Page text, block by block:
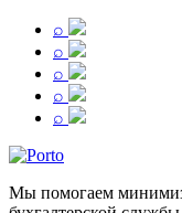
⌕
⌕
⌕
⌕
⌕
Мы помогаем